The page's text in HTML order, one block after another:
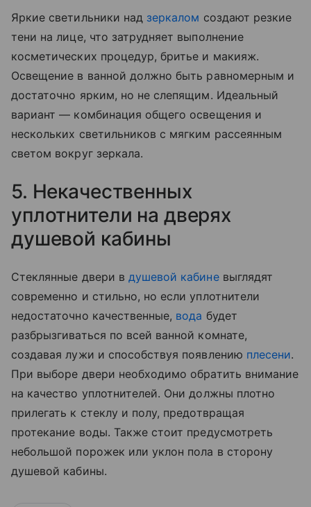
Яркие светильники над зеркалом создают резкие
тени на лице, что затрудняет выполнение
косметических процедур, бритье и макияж.
Освещение в ванной должно быть равномерным и
достаточно ярким, но не слепящим. Идеальный
вариант — комбинация общего освещения и
нескольких светильников с мягким рассеянным
светом вокруг зеркала.
5. Некачественных
уплотнители на дверях
душевой кабины
Стеклянные двери в душевой кабиневыглядят
современно и стильно, но если уплотнители
недостаточно качественные, вода будет
разбрызгиваться по всей ванной комнате,
создавая лужи и способствуя появлению плесени.
При выборе двери необходимо обратить внимание
на качество уплотнителей. Они должны плотно
прилегать к стеклу и полу, предотвращая
протекание воды. Также стоит предусмотреть
небольшой порожек или уклон пола в сторону
душевой кабины.